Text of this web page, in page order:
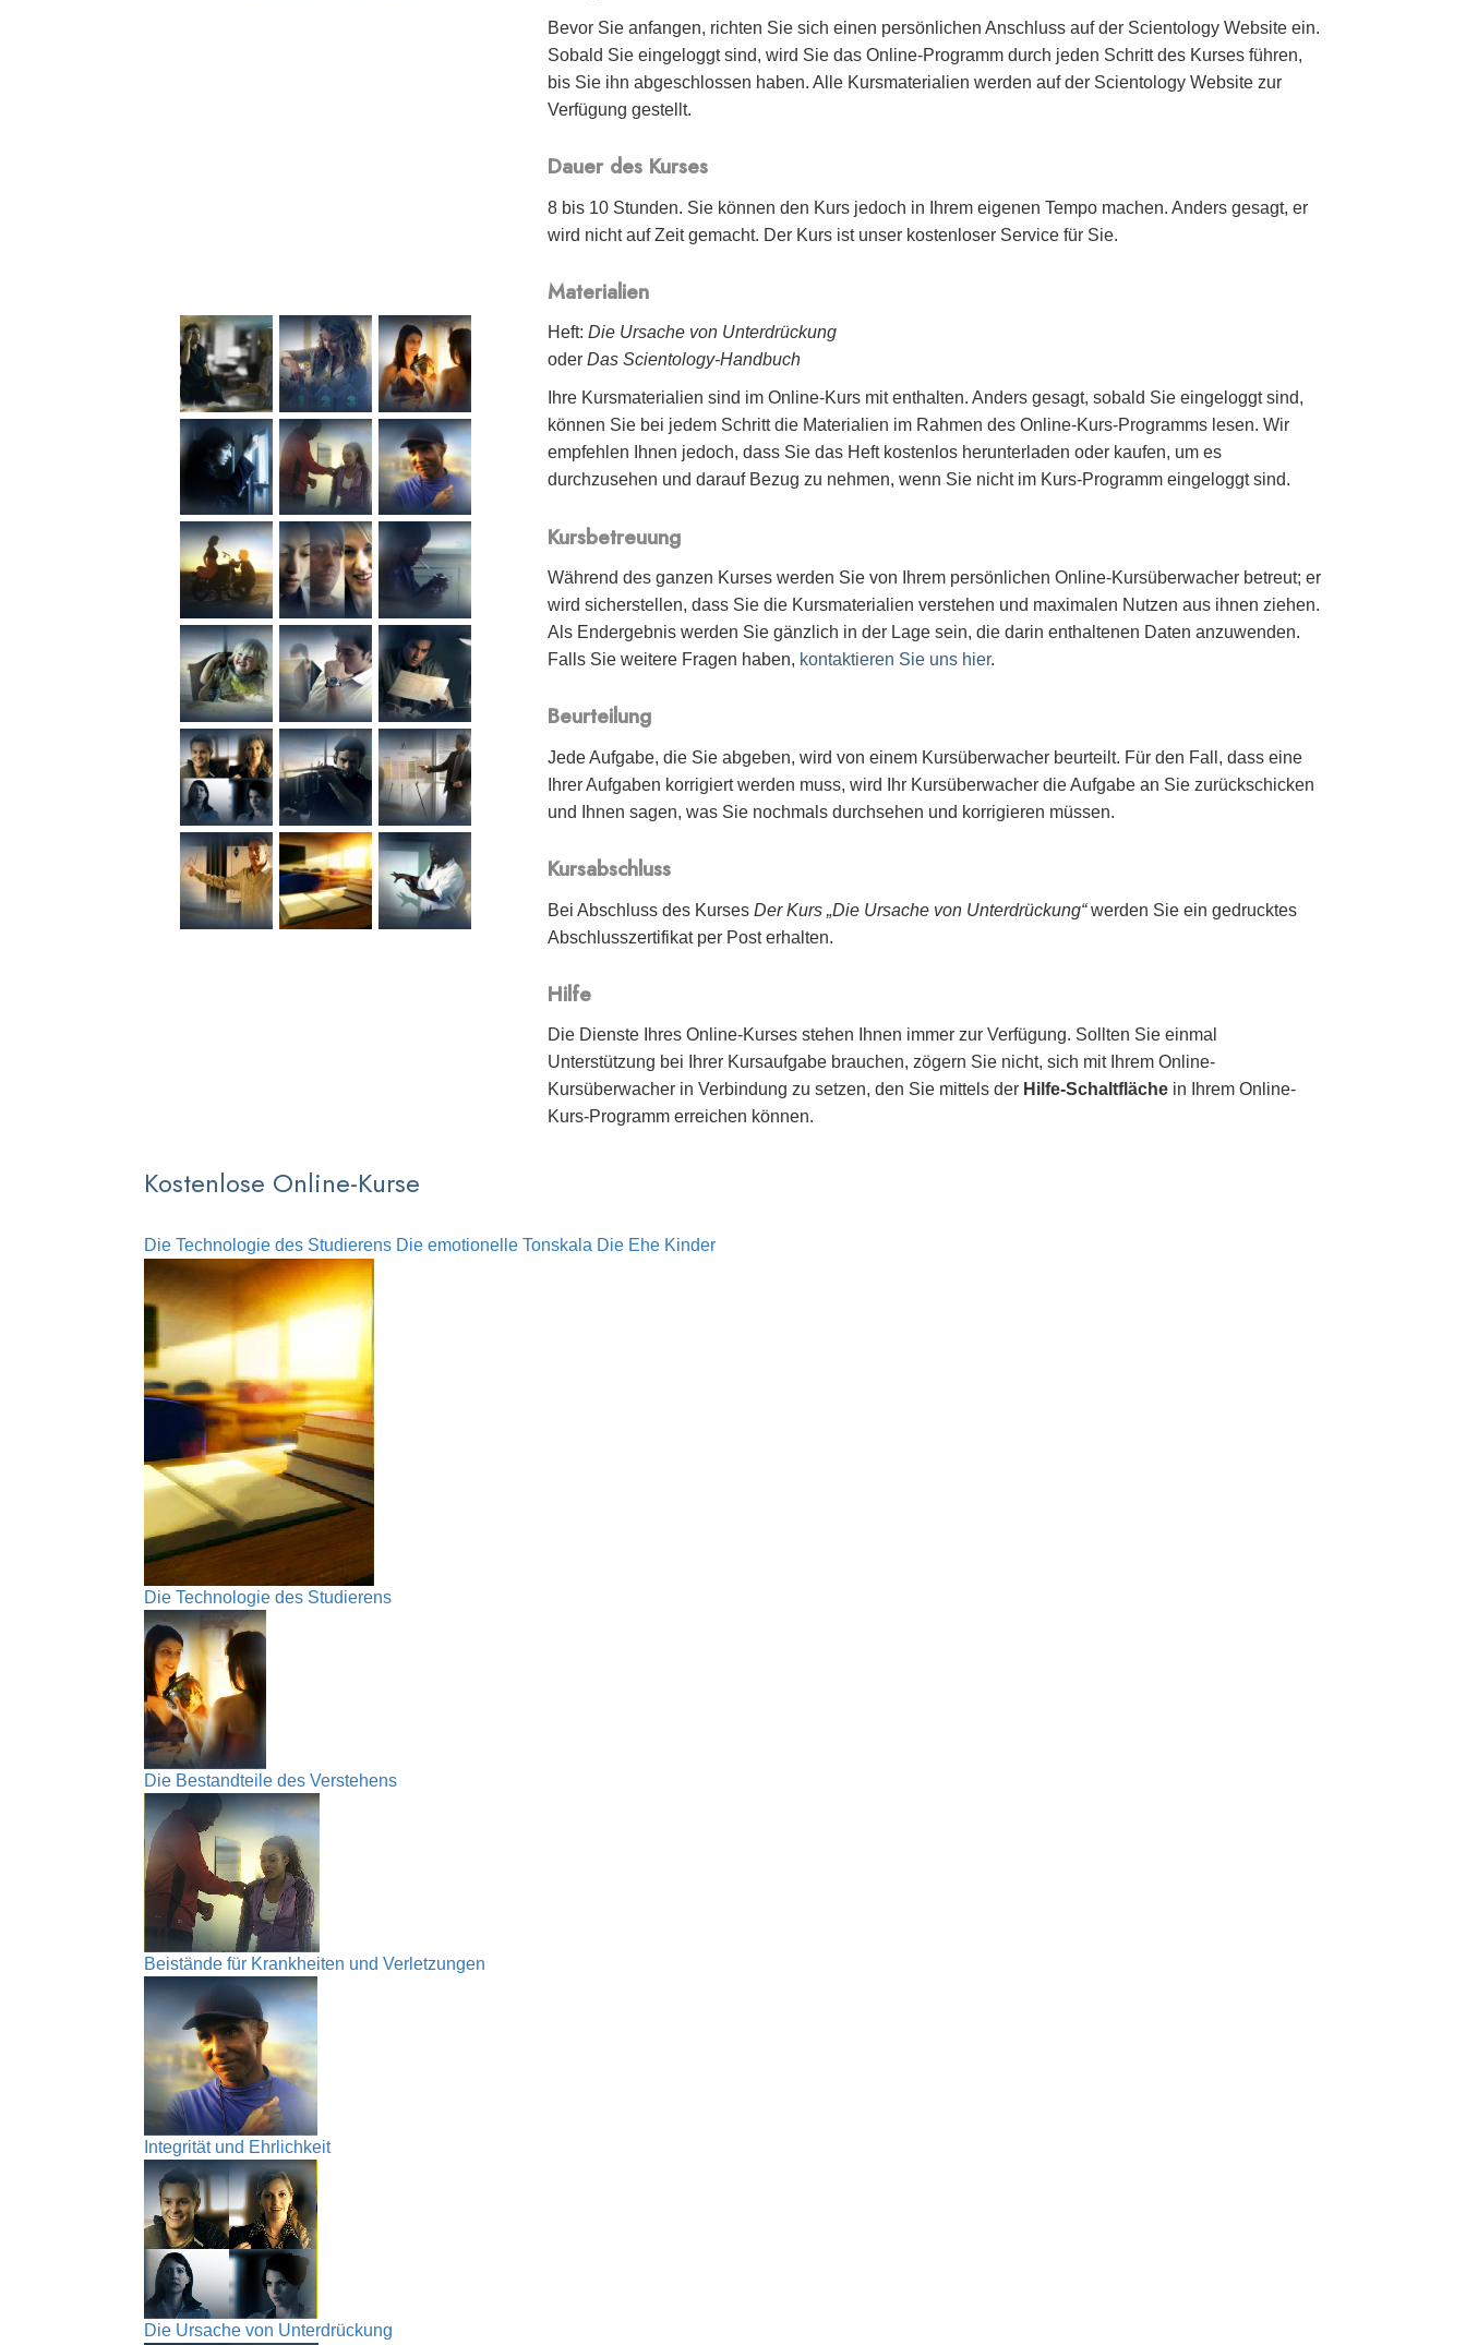
Bevor Sie anfangen, richten Sie sich einen persönlichen Anschluss auf der Scientology Website ein.
Sobald Sie eingeloggt sind, wird Sie das Online-Programm durch jeden Schritt des Kurses führen,
bis Sie ihn abgeschlossen haben. Alle Kursmaterialien werden auf der Scientology Website zur
Verfügung gestellt.
Dauer des Kurses
8 bis 10 Stunden. Sie können den Kurs jedoch in Ihrem eigenen Tempo machen. Anders gesagt, er
wird nicht auf Zeit gemacht. Der Kurs ist unser kostenloser Service für Sie.
Materialien
Heft:Die Ursache von Unterdrückung
oderDas Scientology-Handbuch
Ihre Kursmaterialien sind im Online-Kurs mit enthalten. Anders gesagt, sobald Sie eingeloggt sind,
können Sie bei jedem Schritt die Materialien im Rahmen des Online-Kurs-Programms lesen. Wir
empfehlen Ihnen jedoch, dass Sie das Heft kostenlos herunterladen oder kaufen, um es
durchzusehen und darauf Bezug zu nehmen, wenn Sie nicht im Kurs-Programm eingeloggt sind.
Kursbetreuung
Während des ganzen Kurses werden Sie von Ihrem persönlichen Online-Kursüberwacher betreut; er
wird sicherstellen, dass Sie die Kursmaterialien verstehen und maximalen Nutzen aus ihnen ziehen.
Als Endergebnis werden Sie gänzlich in der Lage sein, die darin enthaltenen Daten anzuwenden.
Falls Sie weitere Fragen haben, kontaktieren Sie uns hier.
Beurteilung
Jede Aufgabe, die Sie abgeben, wird von einem Kursüberwacher beurteilt. Für den Fall, dass eine
Ihrer Aufgaben korrigiert werden muss, wird Ihr Kursüberwacher die Aufgabe an Sie zurückschicken
und Ihnen sagen, was Sie nochmals durchsehen und korrigieren müssen.
Kursabschluss
Bei Abschluss des KursesDer Kurs „Die Ursache von Unterdrückung“werden Sieein gedrucktes
Abschlusszertifikat per Post erhalten.
Hilfe
Die Dienste Ihres Online-Kurses stehen Ihnen immer zur Verfügung. Sollten Sie einmal
Unterstützung bei Ihrer Kursaufgabe brauchen, zögern Sie nicht, sich mit Ihrem Online-
Kursüberwacher in Verbindung zu setzen, den Sie mittels der Hilfe-Schaltfläche in Ihrem Online-
Kurs-Programm erreichen können.
Kostenlose Online-Kurse
Die Technologie des Studierens Die emotionelle Tonskala Die Ehe Kinder
Die Technologie des Studierens
Die Bestandteile des Verstehens
Beistände für Krankheiten und Verletzungen
Integrität und Ehrlichkeit
Die Ursache von Unterdrückung